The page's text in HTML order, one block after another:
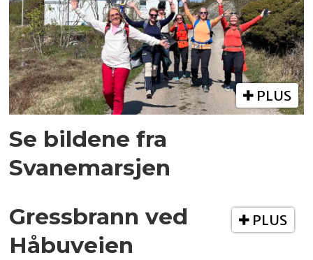
PLUS
Se bildene fra
Svanemarsjen
PLUS
Gressbrann ved
Håbuveien